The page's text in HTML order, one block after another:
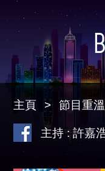
主頁 節目重溫
主持 : 許嘉